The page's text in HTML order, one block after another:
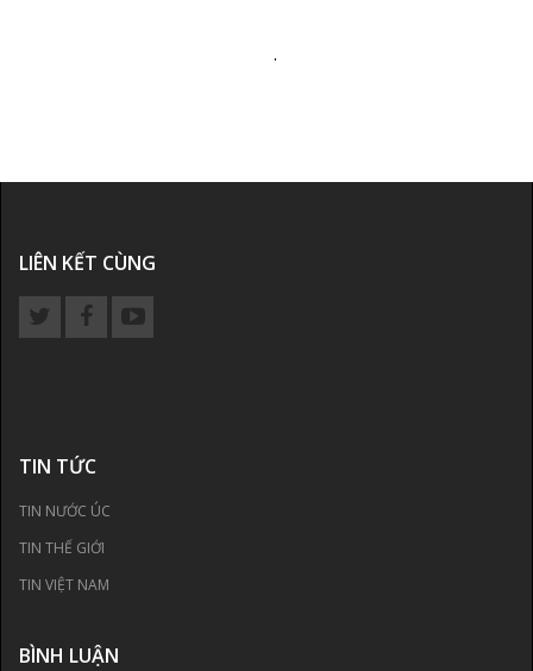
.
LIÊN KẾT CÙNG
TIN TỨC
TIN NƯỚC ÚC
TIN THẾ GIỚI
TIN VIỆT NAM
BÌNH LUẬN